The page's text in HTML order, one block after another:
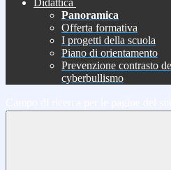
Didattica
Panoramica
Offerta formativa
I progetti della scuola
Piano di orientamento
Prevenzione contrasto
cyberbullismo